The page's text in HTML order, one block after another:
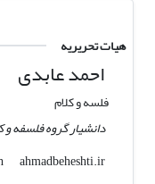
هیات تحریریه
احمد عابدی
فلسه و کلام
دانشیار گروه فلسفه و
porsesh
ahmadbeheshti.ir